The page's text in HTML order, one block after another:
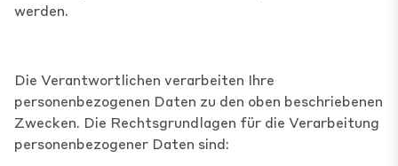
werden.
Die Verantwortlichen verarbeiten Ihre
personenbezogenen Daten zu den oben beschriebenen
Zwecken. Die Rechtsgrundlagen für die Verarbeitung
personenbezogener Daten sind: